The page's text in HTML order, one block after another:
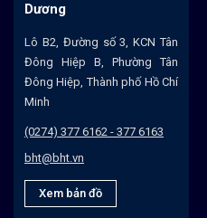
Dương
Lô B2, Đường số 3, KCN Tân
Đông Hiệp B, Phường Tân
Đông Hiệp, Thành phố Hồ Chí
Minh
(0274) 377 6162 - 377 6163
bht@bht.vn
Xem bản đồ